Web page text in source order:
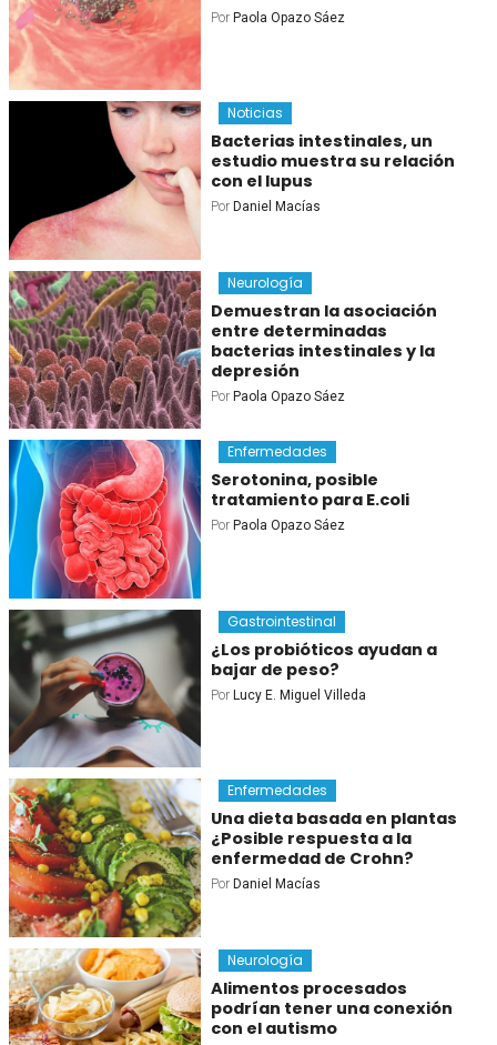
Por Paola Opazo Sáez
Noticias
Bacterias intestinales, un
estudio muestra su relación
con el lupus
Por Daniel Macías
Neurología
Demuestran la asociación
entre determinadas
bacterias intestinales y la
depresión
Por Paola Opazo Sáez
Enfermedades
Serotonina, posible
tratamiento para E.coli
Por Paola Opazo Sáez
Gastrointestinal
¿Los probióticos ayudan a
bajar de peso?
Por Lucy E. Miguel Villeda
Enfermedades
Una dieta basada en plantas
¿Posible respuesta a la
enfermedad de Crohn?
Por Daniel Macías
Neurología
Alimentos procesados
podrían tener una conexión
con el autismo